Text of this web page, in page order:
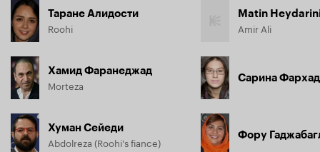
Таране Алидости
Roohi
Хамид Фаранеджад
Morteza
Хуман Сейеди
Abdolreza (Roohi's fiance)
Matin
Amir Ali
Сарина
Фору